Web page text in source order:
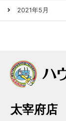
2021年5月
太宰府店